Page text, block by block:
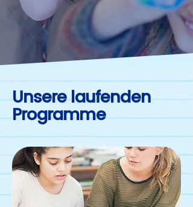
Unsere laufenden
Programme